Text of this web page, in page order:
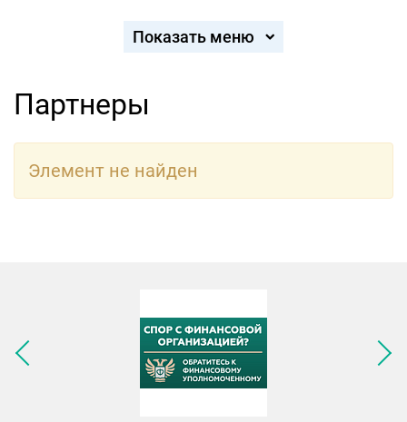
Показать меню
Партнеры
Элемент не найден
Следующее изображение